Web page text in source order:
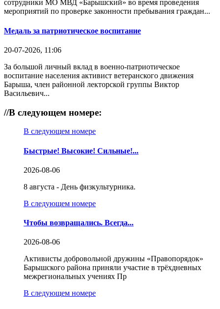
сотрудники МО МВД «Барышский» во время проведения
мероприятий по проверке законности пребывания граждан...
Медаль за патриотическое воспитание
20-07-2026, 11:06
За большой личный вклад в военно-патриотическое
воспитание населения активист ветеранского движения
Барыша, член районной лекторской группы Виктор
Васильевич...
//В следующем номере:
В следующем номере
Быстрые! Высокие! Сильные!...
2026-08-06
8 августа - День физкультурника.
В следующем номере
Чтобы возвращались. Всегда...
2026-08-06
Активисты добровольной дружины «Правопорядок»
Барышского района приняли участие в трёхдневных
межрегиональных учениях Пр
В следующем номере